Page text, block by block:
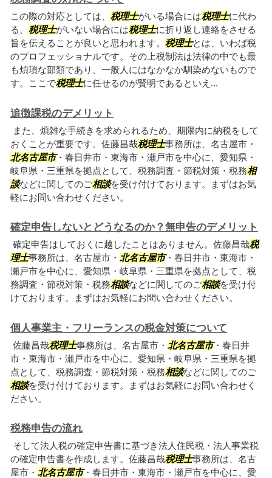
この際の対応としては、 税理士がいる場合には税理士に代わ
る、 税理士がいない場合には税理士に折り返し連絡をさせる
旨を伝えることが良いと思われます。 税理士とは、いわば税
のプロフェッショナルです。その上税制法は法律の中でも最
も煩瑣な部類であり、一般人にはなかなか馴染めないもので
す。ここで税理士に任せるのが賢明であるといえ...
追徴課税のデメリット
また、煩雑な手続きを求められるため、期限内に納税をして
おくことが重要です。佐藤昌哉税理士事務所は、名古屋市・
北名古屋市・春日井市・東海市・瀬戸市を中心に、愛知県・
岐阜県・三重県を拠点として、税務調査・節税対策・税務相
談などに関してのご相談を受け付けております。まずはお気
軽にお問い合わせください。
確定申告しないとどうなるのか？無申告のデメリット
確定申告はしておくに越したことはありません。佐藤昌哉税
理士事務所は、名古屋市・ 北名古屋市・春日井市・東海市・
瀬戸市を中心に、愛知県・岐阜県・三重県を拠点として、税
務調査・節税対策・税務相談などに関してのご相談を受け付
けております。まずはお気軽にお問い合わせください。
個人事業主・フリーランスの税金対策について
佐藤昌哉税理士事務所は、名古屋市・ 北名古屋市・春日井
市・東海市・瀬戸市を中心に、愛知県・岐阜県・三重県を拠
点として、税務調査・節税対策・税務相談などに関してのご
相談を受け付けております。まずはお気軽にお問い合わせく
ださい。
税務申告の流れ
そして法人税の確定申告書に基づき法人住民税・法人事業税
の確定申告書を作成します。佐藤昌哉税理士事務所は、名古
屋市・ 北名古屋市・春日井市・東海市・瀬戸市を中心に、愛